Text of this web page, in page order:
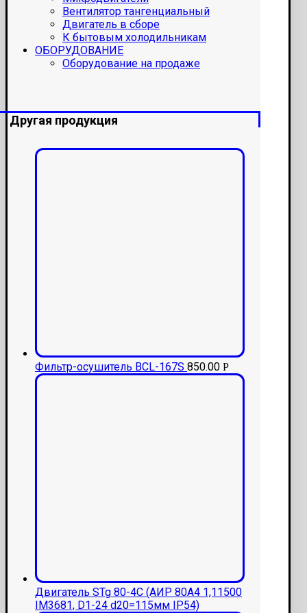
Вентилятор тангенциальный
Двигатель в сборе
К бытовым холодильникам
ОБОРУДОВАНИЕ
Оборудование на продаже
Другая продукция
Фильтр-осушитель BCL-167S 850.00 Р
Двигатель STg 80-4С (АИР 80А4 1,11500
IМ3681, D1-24 d20=115мм IP54)